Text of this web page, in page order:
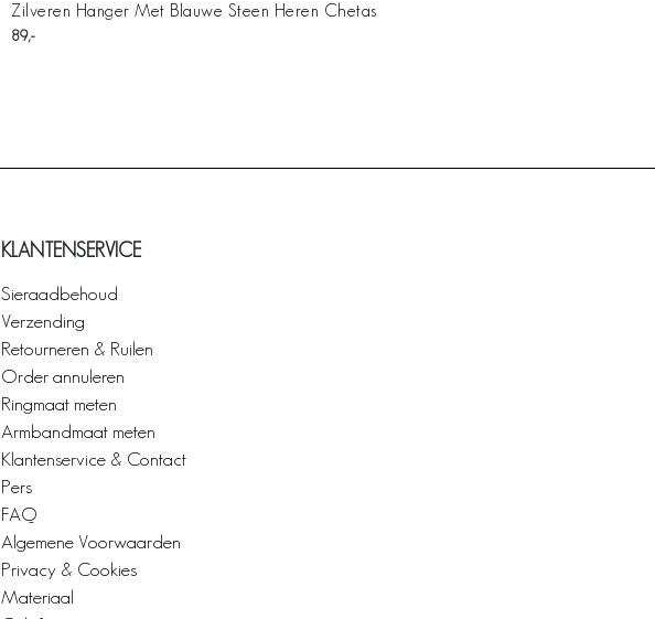
Zilveren Hanger Met Blauwe Steen Heren Chetas
89
KLANTENSERVICE
Sieraadbehoud
Verzending
Retourneren & Ruilen
Order annuleren
Ringmaat meten
Armbandmaat meten
Klantenservice & Contact
Pers
FAQ
Algemene Voorwaarden
Privacy & Cookies
Materiaal